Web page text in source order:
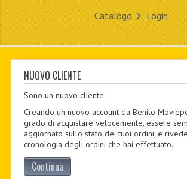
NUOVI
IL MIO CONTO
CUSTOM PDF
Catalogo Login
NUOVO CLIENTE
Sono un nuovo cliente.
Creando un nuovo account da Benito
grado di acquistare velocemente, essere
aggiornato sullo stato dei tuoi ordini, e
cronologia degli ordini che hai effettuato.
Continua